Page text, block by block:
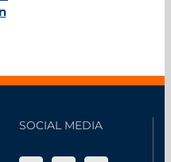
hedersmedlem
SOCIAL MEDIA